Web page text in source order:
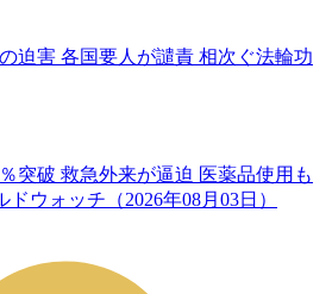
迫害 各国要人が譴責 相次ぐ法輪功
突破 救急外来が逼迫 医薬品使用も
ウォッチ（2026年08月03日）